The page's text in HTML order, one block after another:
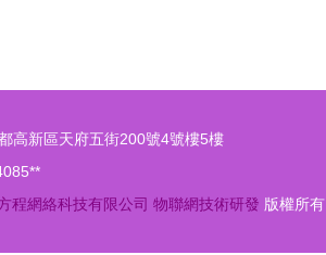
高新區天府五街200號4號樓5樓
程網絡科技有限公司 物聯網技術研發 版權所有